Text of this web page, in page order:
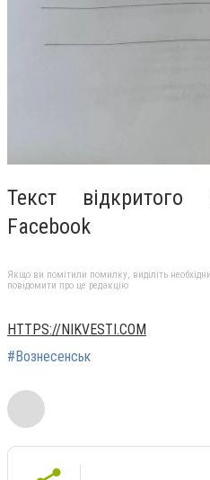
Текст
Facebook
Якщо ви помітили помилку, виділіть
повідомити про це редакцію
HTTPS://NIKVESTI.COM
#Вознесенськ